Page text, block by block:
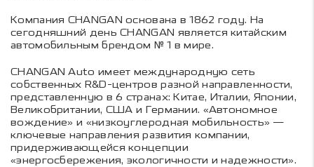
Компания CHANGAN основана в 1862 году. На
сегодняшний день CHANGAN является китайским
автомобильным брендом № 1 в мире.
CHANGAN Auto имеет международную сеть
собственных R&D-центров разной направленности,
представленную в 6 странах: Китае, Италии, Японии,
Великобритании, США и Германии. «Автономное
вождение» и «низкоуглеродная мобильность» —
ключевые направления развития компании,
придерживающейся концепции
«энергосбережения, экологичности и надежности».